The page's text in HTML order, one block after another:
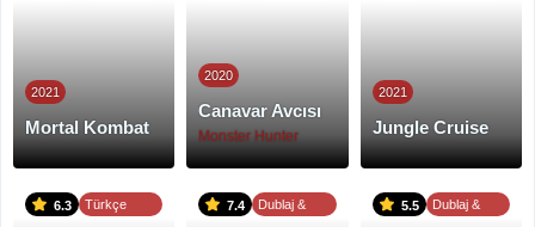
2021
Mortal Kombat
2020
Canavar Avcısı
Monster Hunter
2021
Jungle Cruise
6.3
Türkçe
7.4
Dublaj &
5.5
Dublaj &